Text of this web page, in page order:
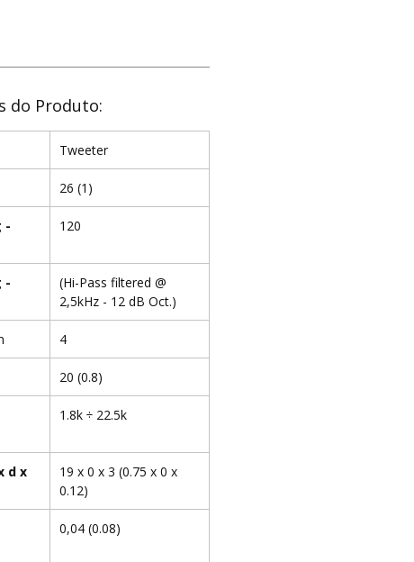
do Produto:
Tweeter
26 (1)
-
120
-
(Hi-Pass filtered @
2,5kHz - 12 dB Oct.)
4
20 (0.8)
1.8k ÷ 22.5k
d x
19 x 0 x 3 (0.75 x 0 x
0.12)
0,04 (0.08)